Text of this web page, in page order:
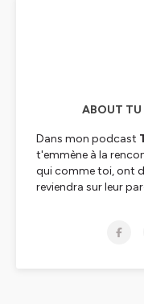
ABOUT TU
Dans mon podcast
t'emmène à la
qui comme toi, ont
reviendra sur leur
communication